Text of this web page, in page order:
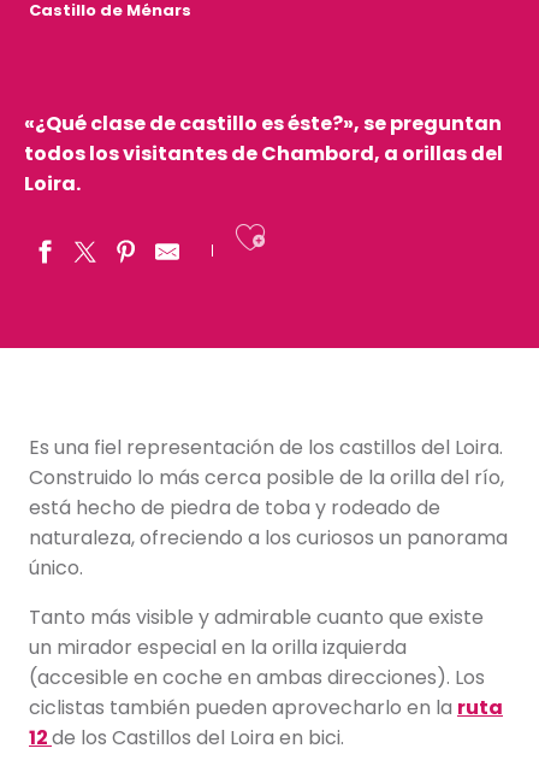
Castillo de Ménars
«¿Qué clase de castillo es éste?», se preguntan
todos los visitantes de Chambord, a orillas del
Loira.
Ajouter aux
Es una fiel representación de los castillos del Loira.
Construido lo más cerca posible de la orilla del río,
está hecho de piedra de toba y rodeado de
naturaleza, ofreciendo a los curiosos un panorama
único.
Tanto más visible y admirable cuanto que existe
un mirador especial en la orilla izquierda
(accesible en coche en ambas direcciones). Los
ciclistas también pueden aprovecharlo en la ruta
12de los Castillos del Loira en bici.